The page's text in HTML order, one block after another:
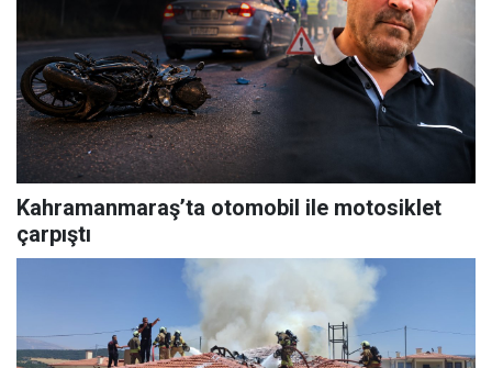
Kahramanmaraş’ta otomobil ile motosiklet
çarpıştı